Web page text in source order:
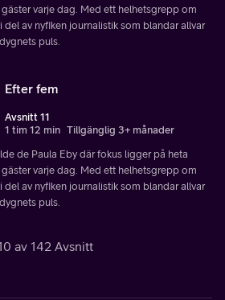
varje dag. Med ett helhetsgrepp om
del av nyfiken journalistik som blandar allvar
puls.
Efter fem
Avsnitt 11
1 tim 12 min Tillgänglig 3+ månader
de Paula Eby där fokus ligger på heta
varje dag. Med ett helhetsgrepp om
del av nyfiken journalistik som blandar allvar
puls.
av 142 Avsnitt